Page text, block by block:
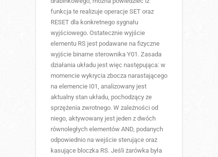
funkcja te realizuje operacje SET oraz
RESET dla konkretnego sygnału
wyjściowego. Ostatecznie wyjście
elementu RS jest podawane na fizyczne
wyjście binarne sterownika Y01. Zasada
działania układu jest więc następująca: w
momencie wykrycia zbocza narastającego
na elemencie I01, analizowany jest
aktualny stan układu, pochodzący ze
sprzężenia zwrotnego. W zależności od
niego, aktywowany jest jeden z dwóch
równoległych elementów AND, podanych
odpowiednio na wejście sterujące oraz
kasujące bloczka RS. Jeśli żarówka była